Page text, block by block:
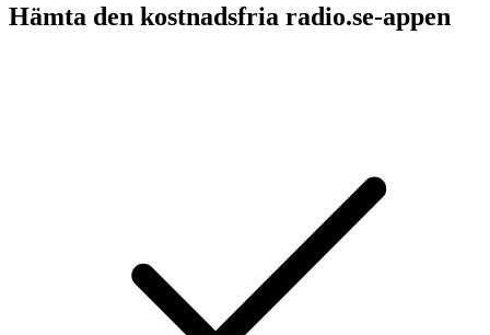
Hämta den kostnadsfria radio.se-appen